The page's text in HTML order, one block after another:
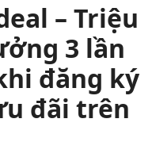
– Triệu
3 lần
đăng ký
đãi trên